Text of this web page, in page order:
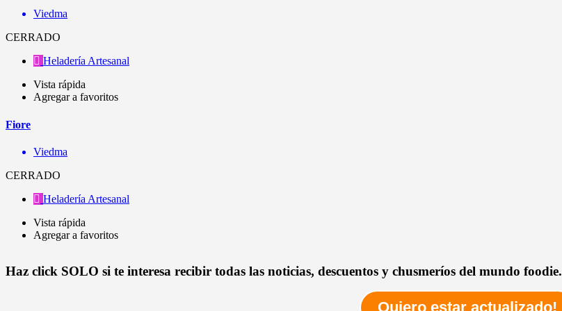
Viedma
CERRADO
Heladería Artesanal
Vista rápida
Agregar a favoritos
Fiore
Viedma
CERRADO
Heladería Artesanal
Vista rápida
Agregar a favoritos
Haz click SOLO si te interesa recibir todas las noticias, descuentos y chusmeríos del mundo foodie.
Quiero estar actualizado!